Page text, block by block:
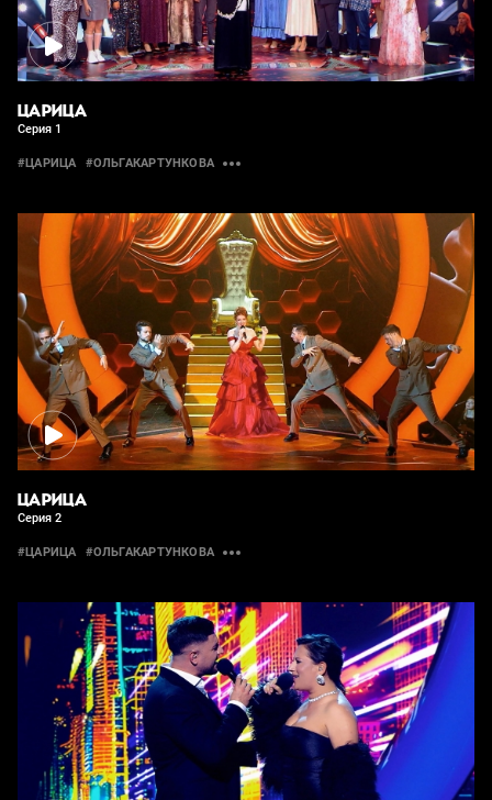
ЦАРИЦА
Серия 1
#ЦАРИЦА #ОЛЬГАКАРТУНКОВА
ЦАРИЦА
Серия 2
#ЦАРИЦА #ОЛЬГАКАРТУНКОВА